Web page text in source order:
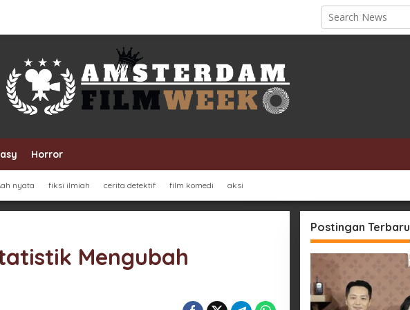
Horror
nyata fiksi ilmiah cerita detektif film komedi aksi
Mengubah
Postingan Terbaru